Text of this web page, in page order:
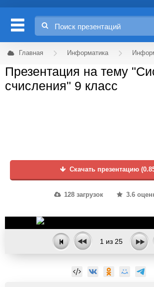
Главная Информатика
Презентация на тему
счисления" 9 класс
Скачать презентацию
128 загрузок 3.6
1 из 25